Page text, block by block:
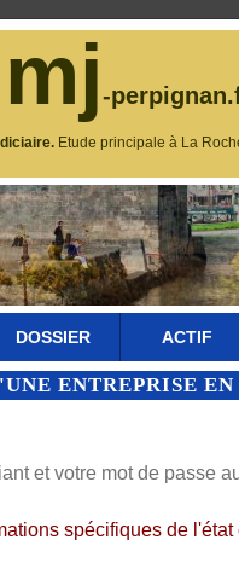
mj-
Etude principale à La
DOSSIER ACTIF
ENTREPRISE
et votre mot de passe
spécifiques de